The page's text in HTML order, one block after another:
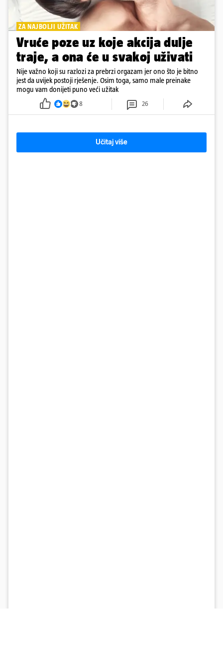
ZA NAJBOLJI UŽITAK
Vruće poze uz koje akcija dulje
traje, a ona će u svakoj uživati
Nije važno koji su razlozi za prebrzi orgazam jer ono što je bitno
jest da uvijek postoji rješenje. Osim toga, samo male preinake
mogu vam donijeti puno veći užitak
8 26
Učitaj više